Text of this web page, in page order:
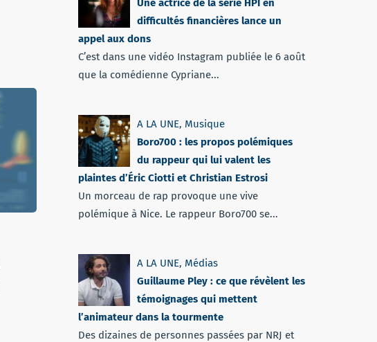
Une actrice de la série HPI en
difficultés financières lance un
appel aux dons
C’est dans une vidéo Instagram publiée le 6 août
que la comédienne Cypriane...
A LA UNE, Musique
Boro700 : les propos polémiques
du rappeur qui lui valent les
plaintes d’Éric Ciotti et Christian Estrosi
Un morceau de rap provoque une vive
polémique à Nice. Le rappeur Boro700 se...
A LA UNE, Médias
Guillaume Pley : ce que révèlent les
témoignages qui mettent
l’animateur dans la tourmente
Des dizaines de personnes passées par NRJ et